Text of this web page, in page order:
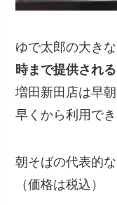
ゆで太郎の大き
時まで提供され
増田新田店は早
早くから利用でき
朝そばの代表的
（価格は税込）